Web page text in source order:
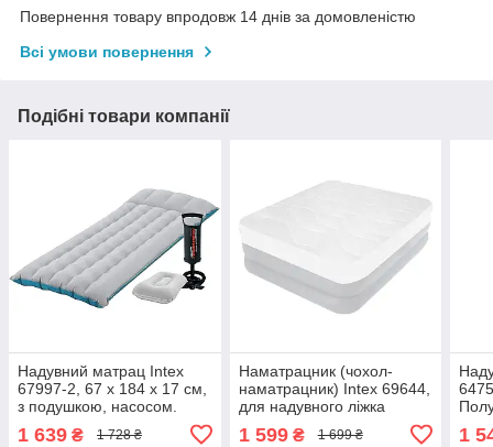
Повернення товару впродовж 14 днів за домовленістю
Всі умови повернення
Подібні товари компанії
Надувний матрац Intex
67997-2, 67 х 184 х 17 см,
з подушкою, насосом.
1 639 ₴ 1 728 ₴
Наматрацник (чохол-
наматрацник) Intex 69644,
для надувного ліжка
двомісних 160 х 200 х 30
1 599₴ 1 699 ₴ 1